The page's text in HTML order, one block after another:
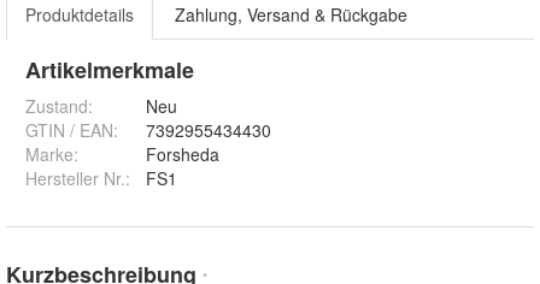
Produktdetails Zahlung, Versand & Rückgabe
Artikelmerkmale
Zustand:
Neu
GTIN / EAN:
7392955434430
Marke:
Forsheda
Hersteller Nr.:
FS1
Kurzbeschreibung *